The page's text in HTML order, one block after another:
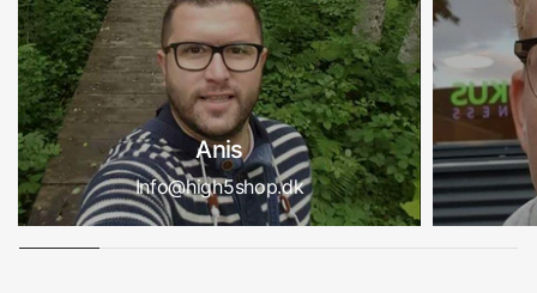
Anis
Info@high5shop.dk